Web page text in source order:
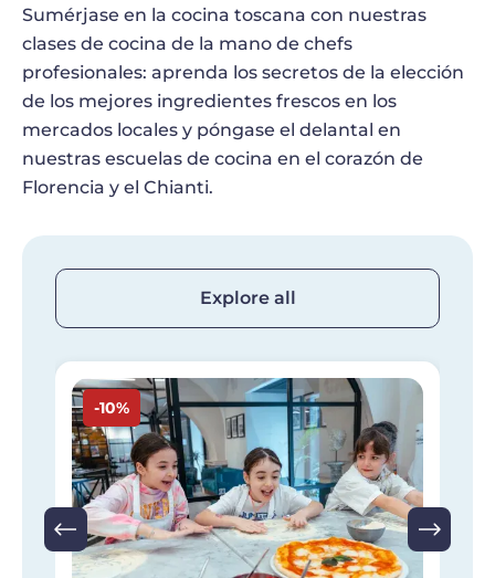
Sumérjase en la cocina toscana con nuestras
clases de cocina de la mano de chefs
profesionales: aprenda los secretos de la elección
de los mejores ingredientes frescos en los
mercados locales y póngase el delantal en
nuestras escuelas de cocina en el corazón de
Florencia y el Chianti.
Explore all
Imagen
-10%